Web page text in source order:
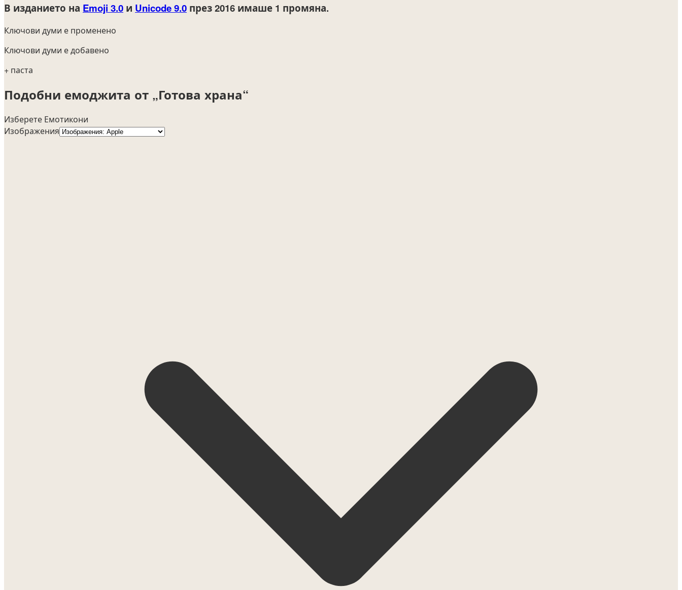
В изданието на Emoji 3.0 и Unicode 9.0 през 2016 имаше 1 промяна.
Ключови думи е променено
Ключови думи е добавено
+ паста
Подобни емоджита от „Готова храна“
Изберете Емотикони
Изображения